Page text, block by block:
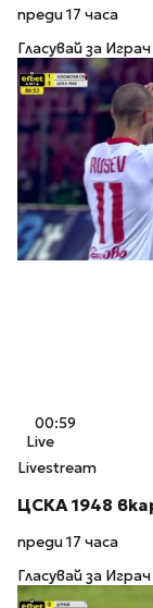
преди 17 часа
Гласувай за
00:59
Live
Livestream
ЦСКА 1948
преди 17 часа
Гласувай за